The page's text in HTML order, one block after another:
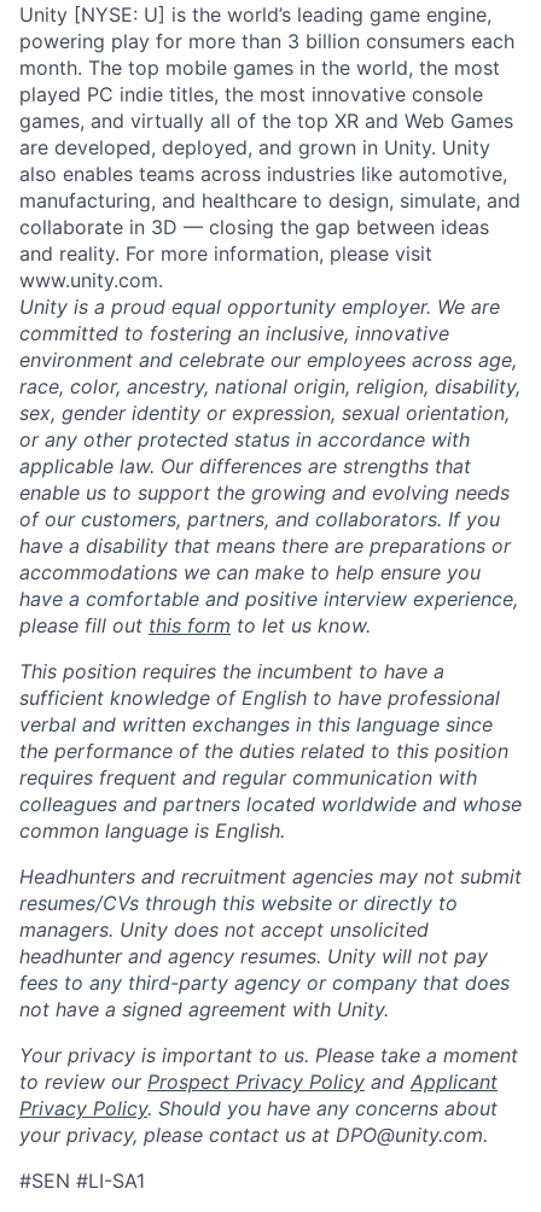
Unity [NYSE: U] is the world’s leading game engine,
powering play for more than 3 billion consumers each
month. The top mobile games in the world, the most
played PC indie titles, the most innovative console
games, and virtually all of the top XR and Web Games
are developed, deployed, and grown in Unity. Unity
also enables teams across industries like automotive,
manufacturing, and healthcare to design, simulate, and
collaborate in 3D — closing the gap between ideas
and reality. For more information, please visit
www.unity.com.
Unity is a proud equal opportunity employer. We are
committed to fostering an inclusive, innovative
environment and celebrate our employees across age,
race, color, ancestry, national origin, religion, disability,
sex, gender identity or expression, sexual orientation,
or any other protected status in accordance with
applicable law. Our differences are strengths that
enable us to support the growing and evolving needs
of our customers, partners, and collaborators. If you
have a disability that means there are preparations or
accommodations we can make to help ensure you
have a comfortable and positive interview experience,
please fill out this form to let us know.
This position requires the incumbent to have a
sufficient knowledge of English to have professional
verbal and written exchanges in this language since
the performance of the duties related to this position
requires frequent and regular communication with
colleagues and partners located worldwide and whose
common language is English.
Headhunters and recruitment agencies may not submit
resumes/CVs through this website or directly to
managers. Unity does not accept unsolicited
headhunter and agency resumes. Unity will not pay
fees to any third-party agency or company that does
not have a signed agreement with Unity.
Your privacy is important to us. Please take a moment
to review our Prospect Privacy Policy and Applicant
Privacy Policy. Should you have any concerns about
your privacy, please contact us at DPO@unity.com.
#SEN #LI-SA1